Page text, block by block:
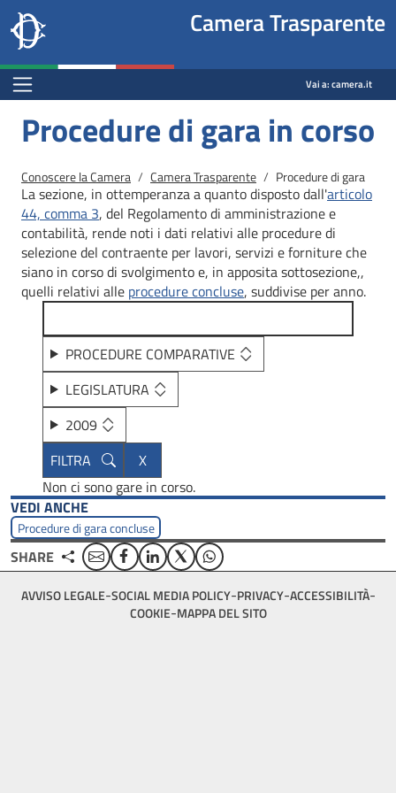
Salta al contenuto principale
Salta al menu di navigazione
Site
header
block
Camera dei deputati
Camera Trasparente
Menu Bar block
Vai a:camera.it
Procedure di gara in corso
Briciole di pane
Conoscere la Camera Camera Trasparente Procedure di gara
La sezione, in ottemperanza a quanto disposto dall'articolo
44, comma 3, del Regolamento di amministrazione e
contabilità, rende noti i dati relativi alle procedure di
selezione del contraente per lavori, servizi e forniture che
siano in corso di svolgimento e, in apposita sottosezione,,
quelli relativi alle procedure concluse, suddivise per anno.
PROCEDURE COMPARATIVE
LEGISLATURA
2009
Non ci sono gare in corso.
VEDI ANCHE
Procedure di gara concluse
SHARE EmailFacebookLinkedinTwitterWhatsApp
Footer
bottom
AVVISO LEGALE SOCIAL MEDIA POLICY PRIVACY ACCESSIBILITÀ
COOKIE MAPPA DEL SITO
Fine pagina
Salta al contenuto principale
Salta al menu di navigazione
Vai a inizio pagina